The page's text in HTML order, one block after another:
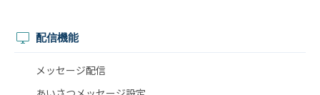
配信機能
メッセージ配信